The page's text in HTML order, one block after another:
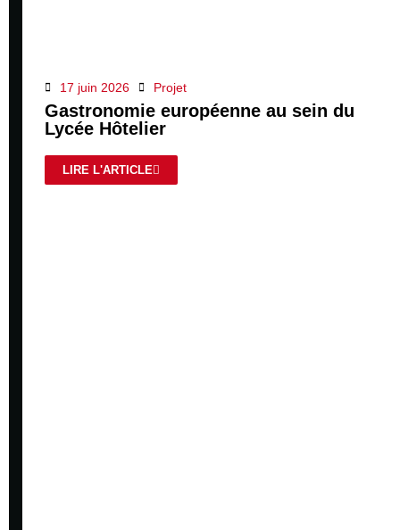
17 juin 2026 Projet
Gastronomie européenne au sein du
Lycée Hôtelier
LIRE L'ARTICLE